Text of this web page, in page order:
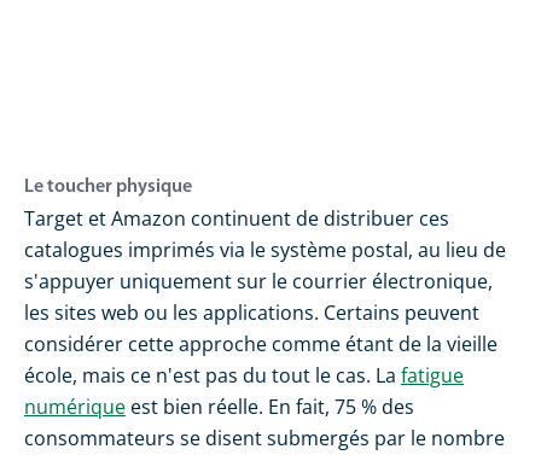
Le toucher physique
Target et Amazon continuent de distribuer ces
catalogues imprimés via le système postal, au lieu de
s'appuyer uniquement sur le courrier électronique,
les sites web ou les applications. Certains peuvent
considérer cette approche comme étant de la vieille
école, mais ce n'est pas du tout le cas. La fatigue
numérique est bien réelle. En fait, 75 % des
consommateurs se disent submergés par le nombre